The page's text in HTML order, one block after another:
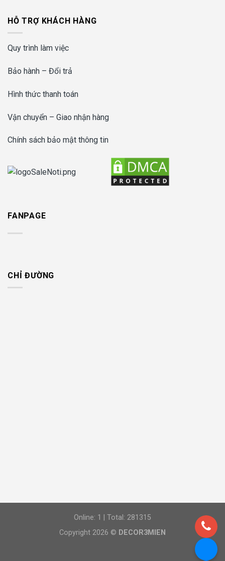
HỖ TRỢ KHÁCH HÀNG
Quy trình làm việc
Bảo hành – Đổi trả
Hình thức thanh toán
Vận chuyển – Giao nhận hàng
Chính sách bảo mật thông tin
FANPAGE
CHỈ ĐƯỜNG
Online: 1 | Total: 281315
Copyright 2026 © DECOR3MIEN